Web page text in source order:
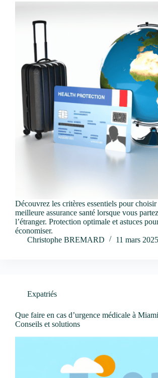
Découvrez les critères essentiels pour choisir
meilleure assurance santé lorsque vous
l’étranger. Protection optimale et astuces
économiser.
Christophe BREMARD
11 mars 2025
Expatriés
Que faire en cas d’urgence médicale à
Conseils et solutions